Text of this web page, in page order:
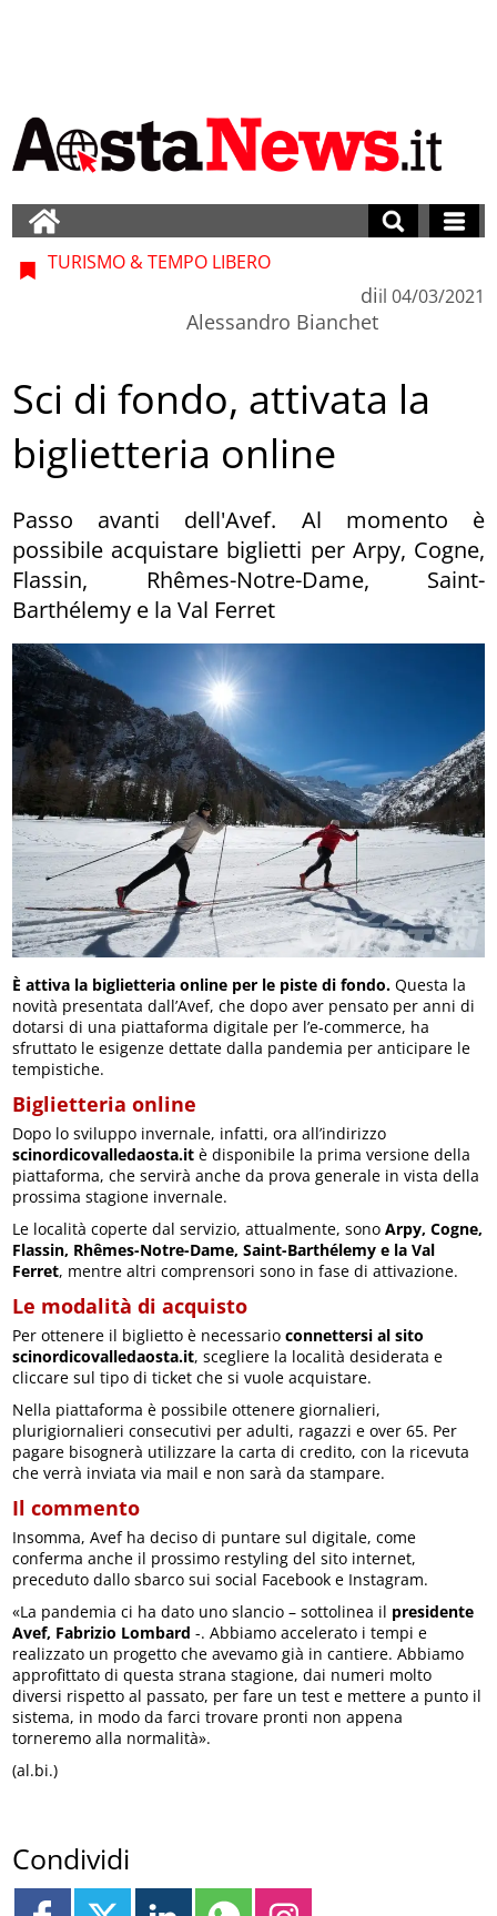
TURISMO & TEMPO LIBERO
di
Alessandro Bianchet
il 04/03/2021
Sci di fondo, attivata la
biglietteria online
Passo avanti dell'Avef. Al momento è
possibile acquistare biglietti per Arpy, Cogne,
Flassin, Rhêmes-Notre-Dame, Saint-
Barthélemy e la Val Ferret
È attiva la biglietteria online per le piste di fondo. Questa la
novità presentata dall’Avef, che dopo aver pensato per anni di
dotarsi di una piattaforma digitale per l’e-commerce, ha
sfruttato le esigenze dettate dalla pandemia per anticipare le
tempistiche.
Biglietteria online
Dopo lo sviluppo invernale, infatti, ora all’indirizzo
scinordicovalledaosta.it è disponibile la prima versione della
piattaforma, che servirà anche da prova generale in vista della
prossima stagione invernale.
Le località coperte dal servizio, attualmente, sonoArpy, Cogne,
Flassin, Rhêmes-Notre-Dame, Saint-Barthélemy e la Val
Ferret, mentre altri comprensori sono in fase di attivazione.
Le modalità di acquisto
Per ottenere il biglietto è necessarioconnettersi al sito
scinordicovalledaosta.it, scegliere la località desiderata e
cliccare sul tipo di ticket che si vuole acquistare.
Nella piattaforma è possibile ottenere giornalieri,
plurigiornalieri consecutivi per adulti, ragazzi e over 65. Per
pagare bisognerà utilizzare la carta di credito, con la ricevuta
che verrà inviata via mail e non sarà da stampare.
Il commento
Insomma, Avef ha deciso di puntare sul digitale, come
conferma anche il prossimo restyling del sito internet,
preceduto dallo sbarco sui social Facebook e Instagram.
«La pandemia ci ha dato uno slancio – sottolinea il presidente
Avef, Fabrizio Lombard -. Abbiamo accelerato i tempi e
realizzato un progetto che avevamo già in cantiere. Abbiamo
approfittato di questa strana stagione, dai numeri molto
diversi rispetto al passato, per fare un test e mettere a punto il
sistema, in modo da farci trovare pronti non appena
torneremo alla normalità».
(al.bi.)
Condividi